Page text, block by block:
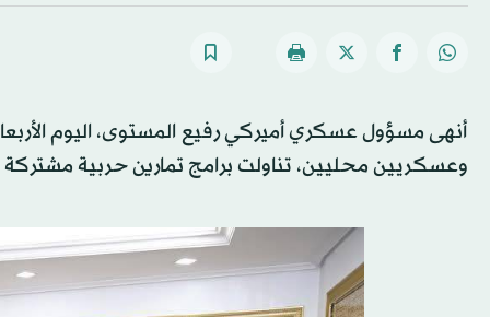
أنهى مسؤول عسكري أميركي رفيع المستوى، اليوم
وعسكريين محليين، تناولت برامج تمارين حربية